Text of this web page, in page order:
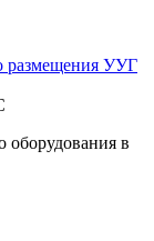
размещения УУГ
оборудования в